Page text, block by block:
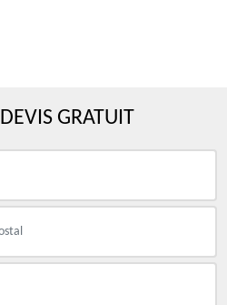
DEVIS GRATUIT